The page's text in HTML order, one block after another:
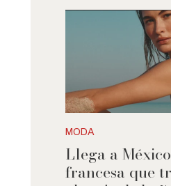
MODA
Llega a
francesa que